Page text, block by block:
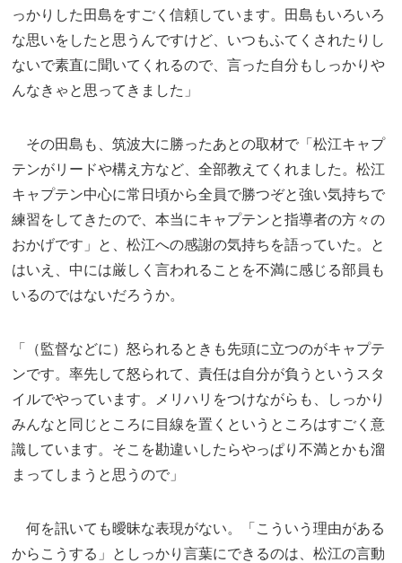
っかりした田島をすごく信頼しています。田島もいろいろ
な思いをしたと思うんですけど、いつもふてくされたりし
ないで素直に聞いてくれるので、言った自分もしっかりや
んなきゃと思ってきました」
その田島も、筑波大に勝ったあとの取材で「松江キャプ
テンがリードや構え方など、全部教えてくれました。松江
キャプテン中心に常日頃から全員で勝つぞと強い気持ちで
練習をしてきたので、本当にキャプテンと指導者の方々の
おかげです」と、松江への感謝の気持ちを語っていた。と
はいえ、中には厳しく言われることを不満に感じる部員も
いるのではないだろうか。
「（監督などに）怒られるときも先頭に立つのがキャプテ
ンです。率先して怒られて、責任は自分が負うというスタ
イルでやっています。メリハリをつけながらも、しっかり
みんなと同じところに目線を置くというところはすごく意
識しています。そこを勘違いしたらやっぱり不満とかも溜
まってしまうと思うので」
何を訊いても曖昧な表現がない。「こういう理由がある
からこうする」としっかり言葉にできるのは、松江の言動